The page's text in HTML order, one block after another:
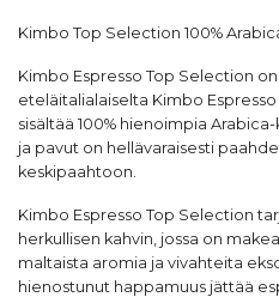
Kimbo Top Selection 100%
Kimbo Espresso Top Selection
eteläitalialaiselta Kimbo
sisältää 100% hienoimpia
ja pavut on hellävaraisesti
keskipaahtoon.
Kimbo Espresso Top Selection
herkullisen kahvin, jossa on
maltaista aromia ja vivahteita
hienostunut happamuus jättää